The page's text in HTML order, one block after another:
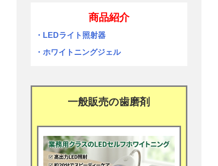
商品紹介
・LEDライト照射器
・ホワイトニングジェル
一般販売の歯磨剤